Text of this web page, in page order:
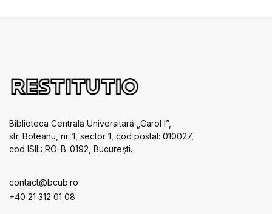
Biblioteca Centrală Universitară „Carol I”,
str. Boteanu, nr. 1, sector 1, cod postal: 010027,
cod ISIL: RO-B-0192, Bucureşti.
contact@bcub.ro
+40 21 312 01 08